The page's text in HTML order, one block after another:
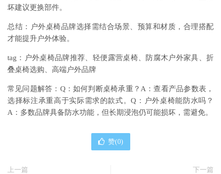
坏建议更换部件。
总结：户外桌椅品牌选择需结合场景、预算和材质，合理搭配
才能提升户外体验。
tag：户外桌椅品牌推荐、轻便露营桌椅、防腐木户外家具、折
叠桌椅选购、高端户外品牌
常见问题解答：Q：如何判断桌椅承重？A：查看产品参数表，
选择标注承重高于实际需求的款式。Q：户外桌椅能防水吗？
A：多数品牌具备防水功能，但长期浸泡仍可能损坏，需避免。
赞(0)
上一篇
下一篇